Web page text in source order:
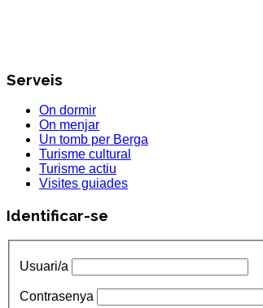
Serveis
On dormir
On menjar
Un tomb per Berga
Turisme cultural
Turisme actiu
Visites guiades
Identificar-se
Usuari/a
Contrasenya